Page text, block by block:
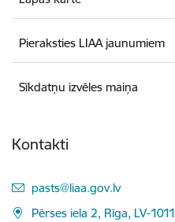
Pieraksties LIAA jaunumiem
Sīkdatņu izvēles maiņa
Kontakti
E-pasts:
pasts@liaa.gov.lv
Pērses iela 2, Rīga, LV-1011